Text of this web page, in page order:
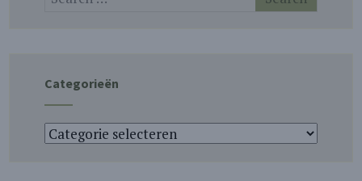
Categorieën
Categorieën